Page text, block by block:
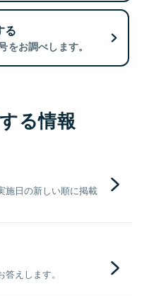
る
をお調べします。
る情報
施日の新しい順に掲載
えします。